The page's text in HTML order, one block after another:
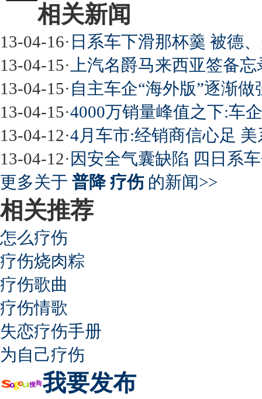
相关新闻
13-04-16· 日系车下滑那杯羹 被德
13-04-15· 上汽名爵马来西亚签备
13-04-15· 自主车企“海外版”逐渐做
13-04-15·4000万销量峰值之下:车
13-04-12·4月车市:经销商信心足
13-04-12· 因安全气囊缺陷 四日系
更多关于 普降 疗伤的新闻>>
相关推荐
怎么疗伤
疗伤烧肉粽
疗伤歌曲
疗伤情歌
失恋疗伤手册
为自己疗伤
我要发布